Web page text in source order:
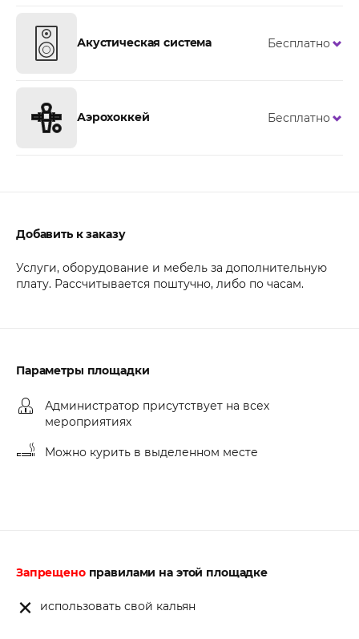
Акустическая система Бесплатно
Аэрохоккей Бесплатно
Добавить к заказу
Услуги, оборудование и мебель за дополнительную
плату. Рассчитывается поштучно, либо по часам.
Параметры площадки
Администратор присутствует на всех
мероприятиях
Можно курить в выделенном месте
Запрещеноправилами на этой площадке
использовать свой кальян